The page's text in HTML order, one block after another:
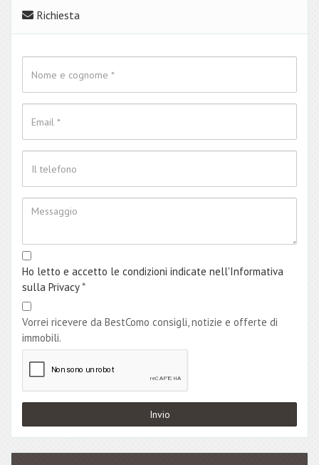
Richiesta
Ho letto e accetto le condizioni indicate nell'Informativa
sulla Privacy *
Vorrei ricevere da BestComo consigli, notizie e offerte di
immobili.